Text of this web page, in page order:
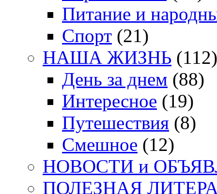
Питание и
Спорт (21)
НАША ЖИЗНЬ (112)
День за днем (88)
Интересное (19)
Путешествия (8)
Смешное (12)
НОВОСТИ и
ПОЛЕЗНАЯ